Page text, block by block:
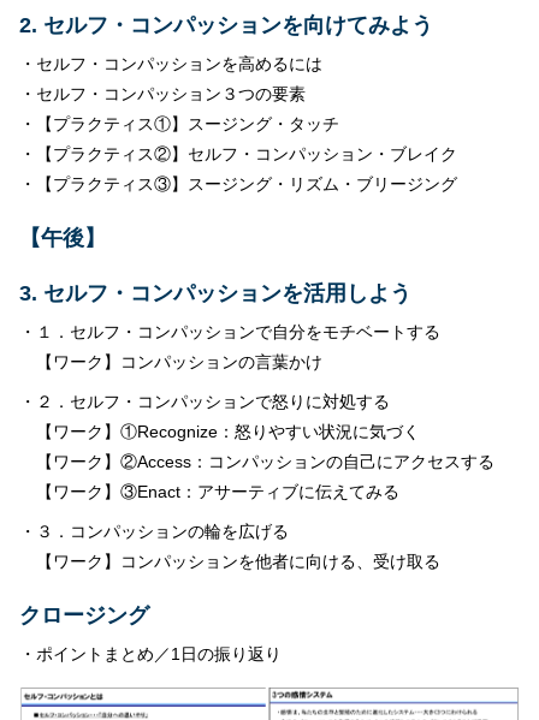
2. セルフ・コンパッションを向けてみよう
・セルフ・コンパッションを高めるには
・セルフ・コンパッション３つの要素
・【プラクティス①】スージング・タッチ
・【プラクティス②】セルフ・コンパッション・ブレイク
・【プラクティス③】スージング・リズム・ブリージング
【午後】
3. セルフ・コンパッションを活用しよう
・１．セルフ・コンパッションで自分をモチベートする
【ワーク】コンパッションの言葉かけ
・２．セルフ・コンパッションで怒りに対処する
【ワーク】①Recognize：怒りやすい状況に気づく
【ワーク】②Access：コンパッションの自己にアクセスする
【ワーク】③Enact：アサーティブに伝えてみる
・３．コンパッションの輪を広げる
【ワーク】コンパッションを他者に向ける、受け取る
クロージング
・ポイントまとめ／1日の振り返り